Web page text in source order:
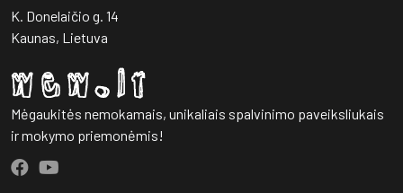
K. Donelaičio g. 14
Kaunas, Lietuva
Mėgaukitės nemokamais, unikaliais spalvinimo paveiksliukais
ir mokymo priemonėmis!